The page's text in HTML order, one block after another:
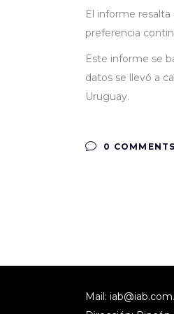
El informe
preferencia
Este informe se
datos se llevó a
Uruguay.
0 COMMENTS
Mail: